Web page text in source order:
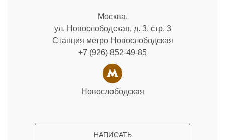
Москва,
ул. Новослободская, д. 3, стр. 3
Станция метро Новослободская
+7 (926) 852-49-85
Новослободская
НАПИСАТЬ